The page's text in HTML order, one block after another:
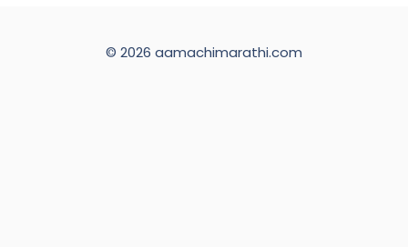
© 2026 aamachimarathi.com